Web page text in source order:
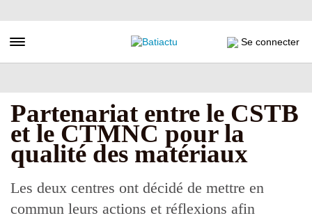
au
principal
Toggle navigation Se connecter
Partenariat entre le CSTB
et le CTMNC pour la
qualité des matériaux
Les deux centres ont décidé de mettre en
commun leurs actions et réflexions afin